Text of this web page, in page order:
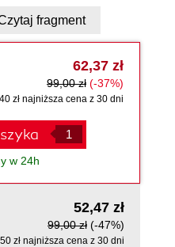
fragment
62,37 zł
99,00 zł (-37%)
zł najniższa cena z 30 dni
w 24h
52,47 zł
99,00 zł (-47%)
zł najniższa cena z 30 dni